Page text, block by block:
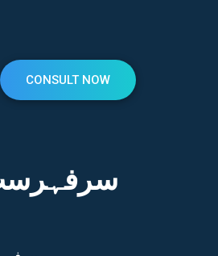
CONSULT NOW
سرفہرست